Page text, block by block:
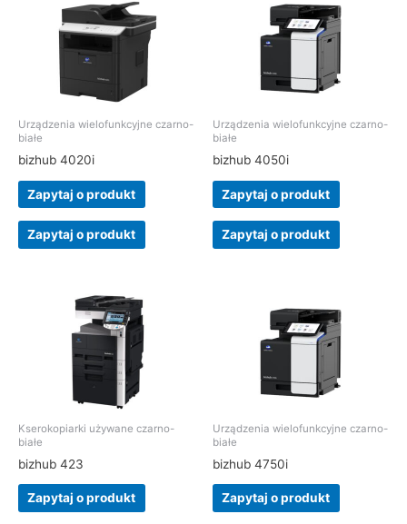
Urządzenia wielofunkcyjne czarno-
białe
bizhub 4020i
Zapytaj o produkt
Zapytaj o produkt
Urządzenia wielofunkcyjne czarno-
białe
bizhub 4050i
Zapytaj o produkt
Zapytaj o produkt
Kserokopiarki używane czarno-
białe
bizhub 423
Zapytaj o produkt
Urządzenia wielofunkcyjne czarno-
białe
bizhub 4750i
Zapytaj o produkt